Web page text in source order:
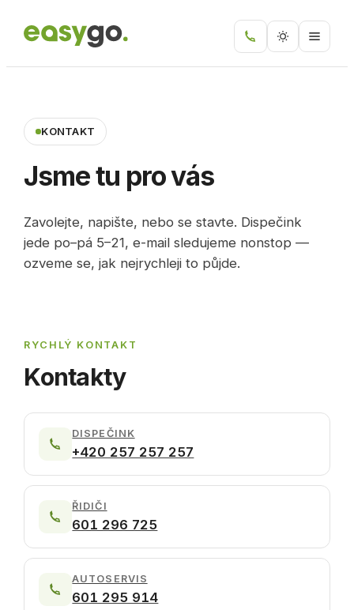
KONTAKT
Jsme tu pro vás
Zavolejte, napište, nebo se stavte. Dispečink
jede po–pá 5–21, e-mail sledujeme nonstop —
ozveme se, jak nejrychleji to půjde.
RYCHLÝ KONTAKT
Kontakty
DISPEČINK
+420 257 257 257
ŘIDIČI
601 296 725
AUTOSERVIS
601 295 914